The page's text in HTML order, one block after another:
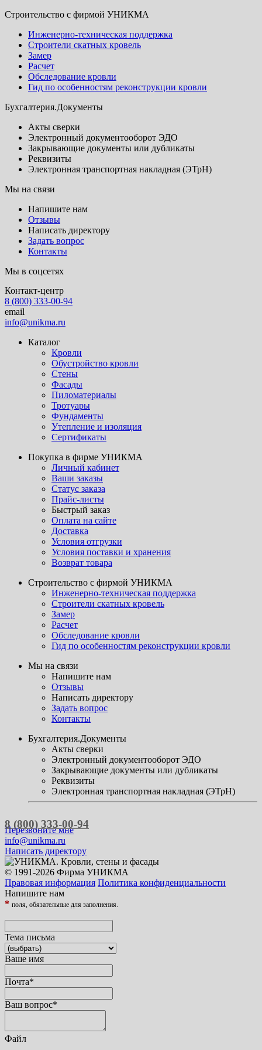
Строительство с фирмой УНИКМА
Инженерно-техническая поддержка
Строители скатных кровель
Замер
Расчет
Обследование кровли
Гид по особенностям реконструкции кровли
Бухгалтерия.Документы
Акты сверки
Электронный документооборот ЭДО
Закрывающие документы или дубликаты
Реквизиты
Электронная транспортная накладная (ЭТрН)
Мы на связи
Напишите нам
Отзывы
Написать директору
Задать вопрос
Контакты
Мы в соцсетях
Контакт-центр
8 (800) 333-00-94
email
info@unikma.ru
Каталог
Кровли
Обустройство кровли
Стены
Фасады
Пиломатериалы
Тротуары
Фундаменты
Утепление и изоляция
Сертификаты
Покупка в фирме УНИКМА
Личный кабинет
Ваши заказы
Статус заказа
Прайс-листы
Быстрый заказ
Оплата на сайте
Доставка
Условия отгрузки
Условия поставки и хранения
Возврат товара
Строительство с фирмой УНИКМА
Инженерно-техническая поддержка
Строители скатных кровель
Замер
Расчет
Обследование кровли
Гид по особенностям реконструкции кровли
Мы на связи
Напишите нам
Отзывы
Написать директору
Задать вопрос
Контакты
Бухгалтерия.Документы
Акты сверки
Электронный документооборот ЭДО
Закрывающие документы или дубликаты
Реквизиты
Электронная транспортная накладная (ЭТрН)
8 (800) 333-00-94
Перезвоните мне
info@unikma.ru
Написать директору
© 1991-2026 Фирма УНИКМА
Правовая информация Политика конфиденциальности
Напишите нам
* поля, обязательные для заполнения.
Тема письма
Ваше имя
Почта*
Ваш вопрос*
Файл